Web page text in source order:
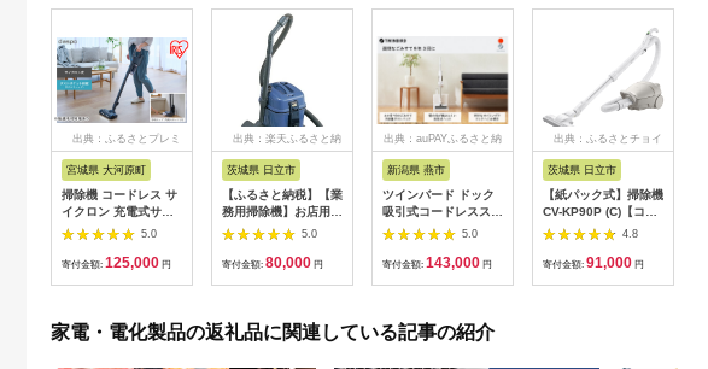
出典：ふるさとプレミ
宮城県 大河原町
掃除機 コードレス サ
イクロン 充電式サイ
クロンスティッククリ
ーナー daspo SCD-
190P-H グレー ステ
ーヤマ ハンディ
5.0
寄付金額: 125,000 円
出典：楽天ふるさと納
茨城県 日立市
【ふるさと納税】【業
務用掃除機】お店用コ
ンパクトタイプ:CV-
G1【 HITACHI 日立
家電 茨城県 日立市 】
5.0
寄付金額: 80,000 円
出典：auPAYふるさと納
新潟県 燕市
ツインバード ドック
吸引式コードレスステ
ィック型クリーナー
(TC-E292W)【 クリー
ナー コードレス 吸引
条 】
5.0
寄付金額: 143,000 円
出典：ふるさとチョイ
茨城県 日立市
【紙パック式】掃除機
CV-KP90P (C)【コー
ド式 紙パック 掃除機
HITACHI 日立 家電 茨
城県 日立市 】
4.8
寄付金額: 91,000 円
家電・電化製品の返礼品に関連している記事の紹介